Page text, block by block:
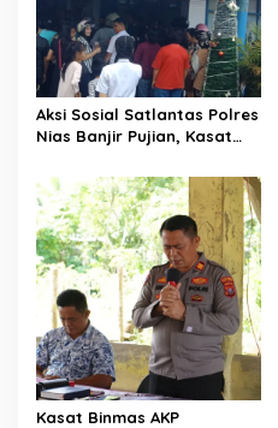
Aksi Sosial Satlantas Polres
Nias Banjir Pujian, Kasat
Bagikan 1.000 Dus Kopi
Fresco untuk Warga di
Tengah Sulitnya Ekonomi
Kasat Binmas AKP